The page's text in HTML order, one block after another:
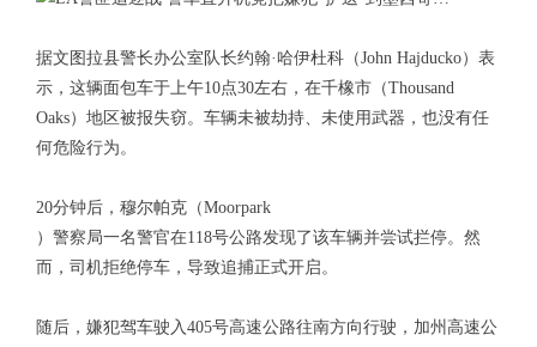
据文图拉县警长办公室队长约翰·哈伊杜科（John Hajducko）表
示，这辆面包车于上午10点30左右，在千橡市（Thousand
Oaks）地区被报失窃。车辆未被劫持、未使用武器，也没有任
何危险行为。
20分钟后，穆尔帕克（Moorpark
）警察局一名警官在118号公路发现了该车辆并尝试拦停。然
而，司机拒绝停车，导致追捕正式开启。
随后，嫌犯驾车驶入405号高速公路往南方向行驶，加州高速公